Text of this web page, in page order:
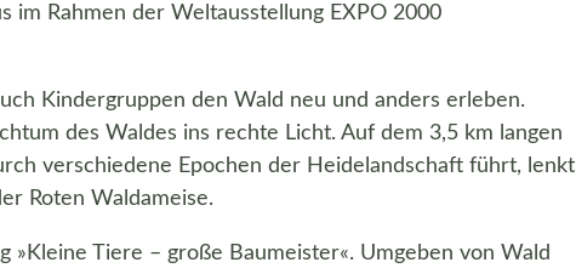
im Rahmen der Weltausstellung EXPO 2000
Kindergruppen den Wald neu und anders erleben.
des Waldes ins rechte Licht. Auf dem 3,5 km langen
verschiedene Epochen der Heidelandschaft führt, lenkt
Roten Waldameise.
»Kleine Tiere – große Baumeister«. Umgeben von Wald